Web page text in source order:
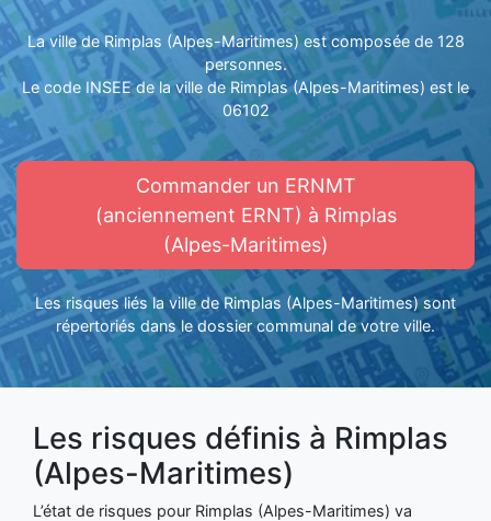
La ville de Rimplas (Alpes-Maritimes) est composée de 128
personnes.
Le code INSEE de la ville de Rimplas (Alpes-Maritimes) est le
06102
Commander un ERNMT
(anciennement ERNT) à Rimplas
(Alpes-Maritimes)
Les risques liés la ville de Rimplas (Alpes-Maritimes) sont
répertoriés dans le dossier communal de votre ville.
Les risques définis à Rimplas
(Alpes-Maritimes)
L’état de risques pour Rimplas (Alpes-Maritimes) va